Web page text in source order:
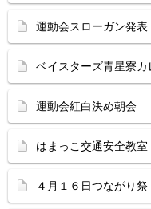
運動会スローガン発表
ベイスターズ青星寮カ
運動会紅白決め朝会
はまっこ交通安全教室
４月１６日つながり祭